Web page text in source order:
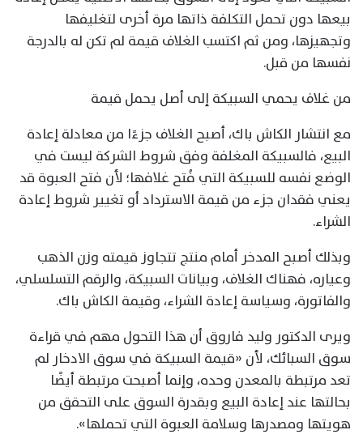
بيعها دون تحمل التكلفة ذاتها مرة أخرى لتغليفها
وتجهيزها، ومن ثم اكتسب الغلاف قيمة لم تكن له بالدرجة
نفسها من قبل.
من غلاف يحمي السبيكة إلى أصل يحمل قيمة
مع انتشار الكاش باك، أصبح الغلاف جزءًا من معادلة إعادة
البيع، فالسبيكة المغلفة وفق شروط الشركة ليست في
الوضع نفسه للسبيكة التي فُتح غلافها؛ لأن فتح العبوة قد
يعني فقدان جزء من قيمة الاسترداد أو تغيير شروط إعادة
الشراء.
وبذلك أصبح المدخر أمام منتج تتجاوز قيمته وزن الذهب
وعياره، فهناك الغلاف، وبيانات السبيكة، والرقم التسلسلي،
والفاتورة، وسياسة إعادة الشراء، وقيمة الكاش باك.
ويرى الدكتور وليد فاروق أن هذا التحول مهم في قراءة
سوق السبائك، لأن «قيمة السبيكة في سوق الادخار لم
تعد مرتبطة بالمعدن وحده، وإنما أصبحت مرتبطة أيضًا
بحالتها عند إعادة البيع وبقدرة السوق على التحقق من
هويتها ومصدرها وسلامة العبوة التي تحملها».